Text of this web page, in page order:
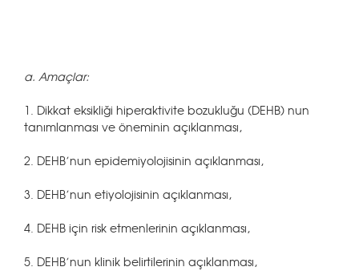
a. Amaçlar:
1. Dikkat eksikliği hiperaktivite bozukluğu (DEHB) nun
tanımlanması ve öneminin açıklanması,
2. DEHB’nun epidemiyolojisinin açıklanması,
3. DEHB’nun etiyolojisinin açıklanması,
4. DEHB için risk etmenlerinin açıklanması,
5. DEHB’nun klinik belirtilerinin açıklanması,